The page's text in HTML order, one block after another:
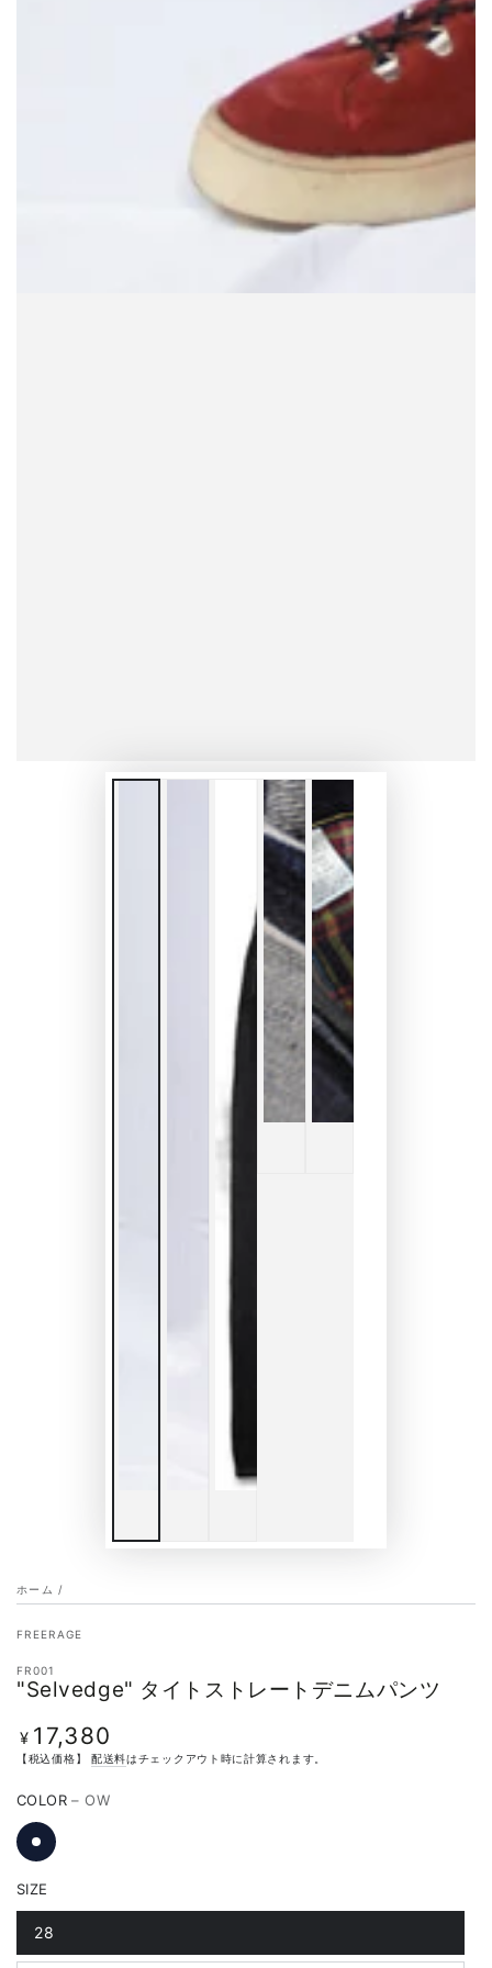
ホーム /
FREERAGE
FR001
"Selvedge" タイトストレートデニムパンツ
定
価
¥ 17,380
【税込価格】 配送料はチェックアウト時に計算されます。
COLOR– OW
SIZE
28